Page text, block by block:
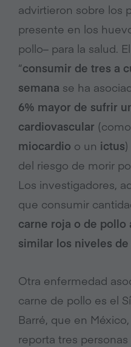
advirtieron sobre los
presente en los
pollo– para la salud.
“consumir de tres a
semana se ha
6% mayor de sufrir
cardiovascular
miocardio o un ictus
del riesgo de morir
Los investigadores,
que consumir
carne roja o de pollo
similar los niveles
Otra enfermedad
carne de pollo es el
Barré, que en
reporta tres